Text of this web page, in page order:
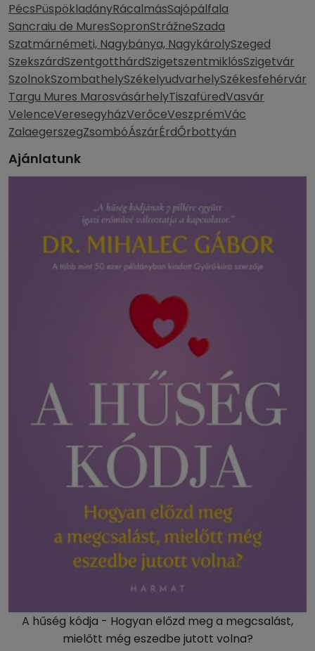
PécsPüspökladányRácalmásSajópálfala
Sancraiu de MuresSopronStrážneSzada
Szatmárnémeti, Nagybánya, NagykárolySzeged
SzekszárdSzentgotthárdSzigetszentmiklósSzigetvár
SzolnokSzombathelySzékelyudvarhelySzékesfehérvár
Targu Mures MarosvásárhelyTiszafüredVasvár
VelenceVeresegyházVerőceVeszprémVác
ZalaegerszegZsombóÁszárÉrdŐrbottyán
Ajánlatunk
A hűség kódja - Hogyan előzd meg a megcsalást,
mielőtt még eszedbe jutott volna?